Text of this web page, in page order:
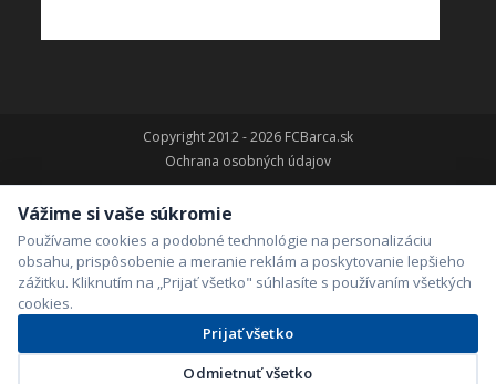
Copyright 2012 - 2026 FCBarca.sk
Ochrana osobných údajov
Vážime si vaše súkromie
Používame cookies a podobné technológie na personalizáciu
obsahu, prispôsobenie a meranie reklám a poskytovanie lepšieho
zážitku. Kliknutím na „Prijať všetko" súhlasíte s používaním všetkých
cookies.
Prijať všetko
Odmietnuť všetko